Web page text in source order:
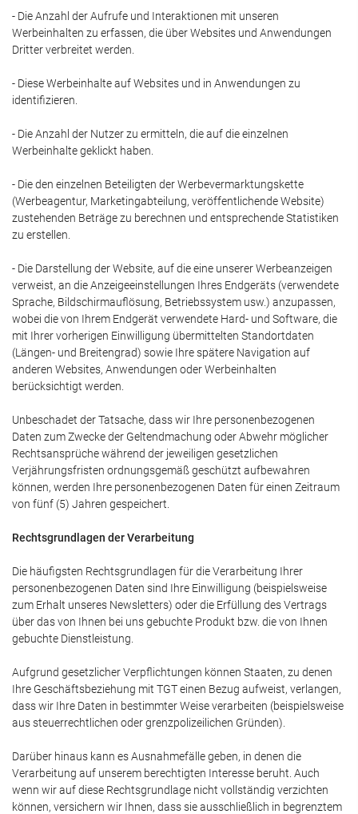
- Die Anzahl der Aufrufe und Interaktionen mit unseren
Werbeinhalten zu erfassen, die über Websites und Anwendungen
Dritter verbreitet werden.
- Diese Werbeinhalte auf Websites und in Anwendungen zu
identifizieren.
- Die Anzahl der Nutzer zu ermitteln, die auf die einzelnen
Werbeinhalte geklickt haben.
- Die den einzelnen Beteiligten der Werbevermarktungskette
(Werbeagentur, Marketingabteilung, veröffentlichende Website)
zustehenden Beträge zu berechnen und entsprechende Statistiken
zu erstellen.
- Die Darstellung der Website, auf die eine unserer Werbeanzeigen
verweist, an die Anzeigeeinstellungen Ihres Endgeräts (verwendete
Sprache, Bildschirmauflösung, Betriebssystem usw.) anzupassen,
wobei die von Ihrem Endgerät verwendete Hard- und Software, die
mit Ihrer vorherigen Einwilligung übermittelten Standortdaten
(Längen- und Breitengrad) sowie Ihre spätere Navigation auf
anderen Websites, Anwendungen oder Werbeinhalten
berücksichtigt werden.
Unbeschadet der Tatsache, dass wir Ihre personenbezogenen
Daten zum Zwecke der Geltendmachung oder Abwehr möglicher
Rechtsansprüche während der jeweiligen gesetzlichen
Verjährungsfristen ordnungsgemäß geschützt aufbewahren
können, werden Ihre personenbezogenen Daten für einen Zeitraum
von fünf (5) Jahren gespeichert.
Rechtsgrundlagen der Verarbeitung
Die häufigsten Rechtsgrundlagen für die Verarbeitung Ihrer
personenbezogenen Daten sind Ihre Einwilligung (beispielsweise
zum Erhalt unseres Newsletters) oder die Erfüllung des Vertrags
über das von Ihnen bei uns gebuchte Produkt bzw. die von Ihnen
gebuchte Dienstleistung.
Aufgrund gesetzlicher Verpflichtungen können Staaten, zu denen
Ihre Geschäftsbeziehung mit TGT einen Bezug aufweist, verlangen,
dass wir Ihre Daten in bestimmter Weise verarbeiten (beispielsweise
aus steuerrechtlichen oder grenzpolizeilichen Gründen).
Darüber hinaus kann es Ausnahmefälle geben, in denen die
Verarbeitung auf unserem berechtigten Interesse beruht. Auch
wenn wir auf diese Rechtsgrundlage nicht vollständig verzichten
können, versichern wir Ihnen, dass sie ausschließlich in begrenztem